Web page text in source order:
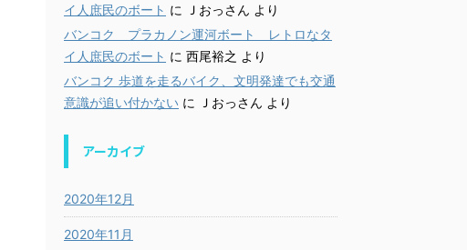
イ人庶民のボート に Ｊおっさん より
バンコク プラカノン運河ボート レトロなタ
イ人庶民のボート に 西尾裕之 より
バンコク 歩道を走るバイク、文明発達でも交通
意識が追い付かない に Ｊおっさん より
アーカイブ
2020年12月
2020年11月